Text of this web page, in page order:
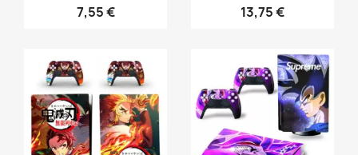
7,55 € 13,75 €